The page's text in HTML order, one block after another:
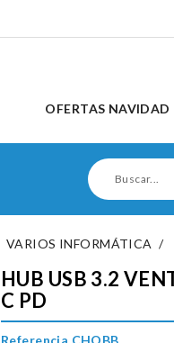
OFERTAS NAVIDAD
VARIOS INFORMÁTICA
HUB USB 3.2
C PD
Referencia CHOBB